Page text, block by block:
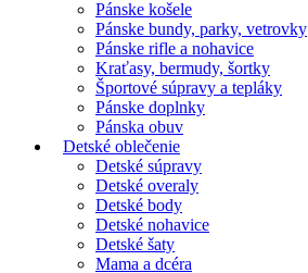
Pánske košele
Pánske bundy, parky, vetrovky
Pánske rifle a nohavice
Kraťasy, bermudy, šortky
Športové súpravy a tepláky
Pánske doplnky
Pánska obuv
Detské oblečenie
Detské súpravy
Detské overaly
Detské body
Detské nohavice
Detské šaty
Mama a dcéra